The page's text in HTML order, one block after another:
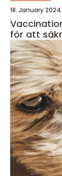
18. January 2024
för att